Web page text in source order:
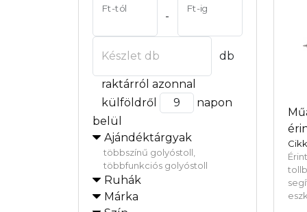
Ft-tól
-
Ft-ig
Készlet db db
raktárról azonnal
külföldről
napon
belül
Ajándéktárgyak
többszínű golyóstoll,
többfunkciós golyóstoll
Ruhák
Márka